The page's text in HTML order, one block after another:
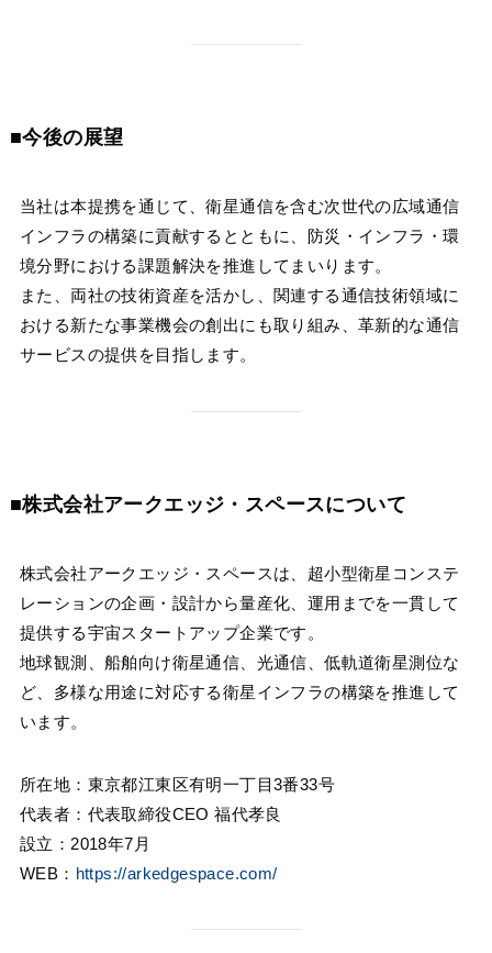
■今後の展望
当社は本提携を通じて、衛星通信を含む次世代の広域通信
インフラの構築に貢献するとともに、防災・インフラ・環
境分野における課題解決を推進してまいります。
また、両社の技術資産を活かし、関連する通信技術領域に
おける新たな事業機会の創出にも取り組み、革新的な通信
サービスの提供を目指します。
■株式会社アークエッジ・スペースについて
株式会社アークエッジ・スペースは、超小型衛星コンステ
レーションの企画・設計から量産化、運用までを一貫して
提供する宇宙スタートアップ企業です。
地球観測、船舶向け衛星通信、光通信、低軌道衛星測位な
ど、多様な用途に対応する衛星インフラの構築を推進して
います。
所在地：東京都江東区有明一丁目3番33号
代表者：代表取締役CEO 福代孝良
設立：2018年7月
WEB： https://arkedgespace.com/